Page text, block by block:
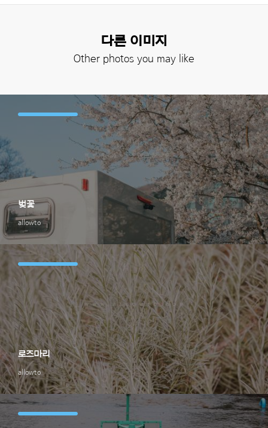
다른 이미지
Other photos you may like
allowto
벚꽃
allowto
로즈마리